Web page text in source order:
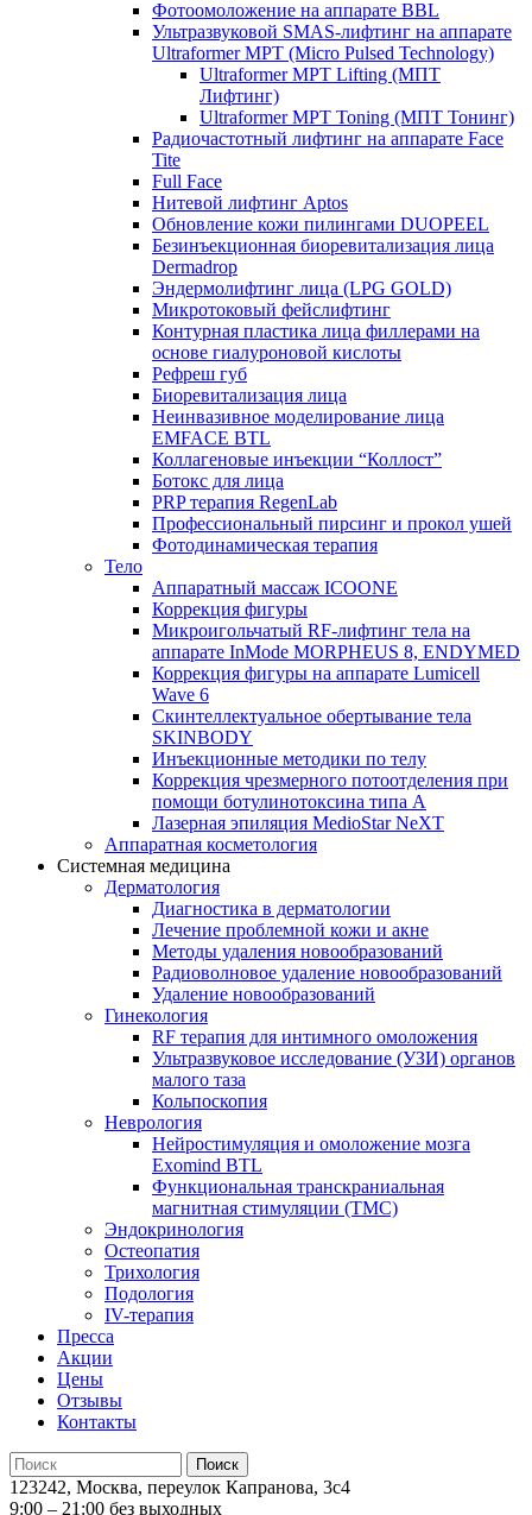
Фотоомоложение на аппарате BBL
Ультразвуковой SMAS-лифтинг на аппарате
Ultraformer MPT (Micro Pulsed Technology)
Ultraformer MPT Lifting (МПТ
Лифтинг)
Ultraformer MPT Toning (МПТ Тонинг)
Радиочастотный лифтинг на аппарате Face
Tite
Full Face
Нитевой лифтинг Aptos
Обновление кожи пилингами DUOPEEL
Безинъекционная биоревитализация лица
Dermadrop
Эндермолифтинг лица (LPG GOLD)
Микротоковый фейслифтинг
Контурная пластика лица филлерами на
основе гиалуроновой кислоты
Рефреш губ
Биоревитализация лица
Неинвазивное моделирование лица
EMFACE BTL
Коллагеновые инъекции “Коллост”
Ботокс для лица
PRP терапия RegenLab
Профессиональный пирсинг и прокол ушей
Фотодинамическая терапия
Тело
Аппаратный массаж ICOONE
Коррекция фигуры
Микроигольчатый RF-лифтинг тела на
аппарате InMode MORPHEUS 8, ENDYMED
Коррекция фигуры на аппарате Lumicell
Wave 6
Скинтеллектуальное обертывание тела
SKINBODY
Инъекционные методики по телу
Коррекция чрезмерного потоотделения при
помощи ботулинотоксина типа А
Лазерная эпиляция MedioStar NeXT
Аппаратная косметология
Системная медицина
Дерматология
Диагностика в дерматологии
Лечение проблемной кожи и акне
Методы удаления новообразований
Радиоволновое удаление новообразований
Удаление новообразований
Гинекология
RF терапия для интимного омоложения
Ультразвуковое исследование (УЗИ) органов
малого таза
Кольпоскопия
Неврология
Нейростимуляция и омоложение мозга
Exomind BTL
Функциональная транскраниальная
магнитная стимуляции (ТМС)
Эндокринология
Остеопатия
Трихология
Подология
IV-терапия
Пресса
Акции
Цены
Отзывы
Контакты
123242, Москва, переулок Капранова, 3с4
9:00 – 21:00 без выходных